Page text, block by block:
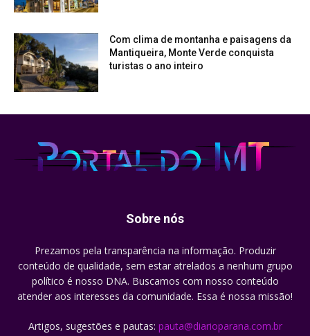
Com clima de montanha e paisagens da
Mantiqueira, Monte Verde conquista
turistas o ano inteiro
Sobre nós
Prezamos pela transparência na informação. Produzir
conteúdo de qualidade, sem estar atrelados a nenhum grupo
político é nosso DNA. Buscamos com nosso conteúdo
atender aos interesses da comunidade. Essa é nossa missão!
Artigos, sugestões e pautas: pauta@diarioparana.com.br